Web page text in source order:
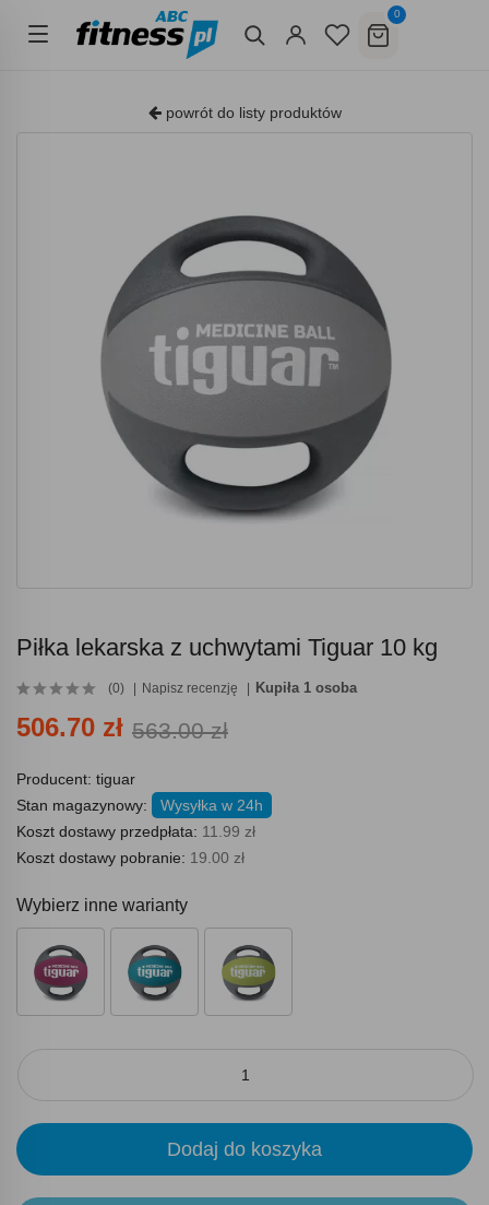
0
powrót do listy produktów
Piłka lekarska z uchwytami Tiguar 10 kg
(0) Napisz recenzję Kupiła 1 osoba
506.70 zł 563.00 zł
Producent: tiguar
Stan magazynowy:
Wysyłka w 24h
Koszt dostawy przedpłata: 11.99 zł
Koszt dostawy pobranie: 19.00 zł
Wybierz inne warianty
Dodaj do koszyka